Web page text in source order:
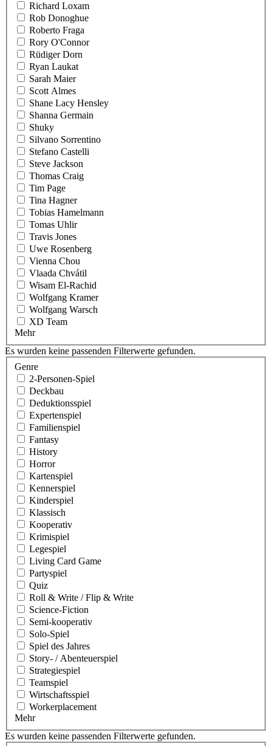
Richard Loxam
Rob Donoghue
Roberto Fraga
Rory O'Connor
Rüdiger Dorn
Ryan Laukat
Sarah Maier
Scott Almes
Shane Lacy Hensley
Shanna Germain
Shuky
Silvano Sorrentino
Stefano Castelli
Steve Jackson
Thomas Craig
Tim Page
Tina Hagner
Tobias Hamelmann
Tomas Uhlir
Travis Jones
Uwe Rosenberg
Vienna Chou
Vlaada Chvátil
Wisam El-Rachid
Wolfgang Kramer
Wolfgang Warsch
XD Team
Mehr
Es wurden keine passenden Filterwerte gefunden.
Genre
2-Personen-Spiel
Deckbau
Deduktionsspiel
Expertenspiel
Familienspiel
Fantasy
History
Horror
Kartenspiel
Kennerspiel
Kinderspiel
Klassisch
Kooperativ
Krimispiel
Legespiel
Living Card Game
Partyspiel
Quiz
Roll & Write / Flip & Write
Science-Fiction
Semi-kooperativ
Solo-Spiel
Spiel des Jahres
Story- / Abenteuerspiel
Strategiespiel
Teamspiel
Wirtschaftsspiel
Workerplacement
Mehr
Es wurden keine passenden Filterwerte gefunden.